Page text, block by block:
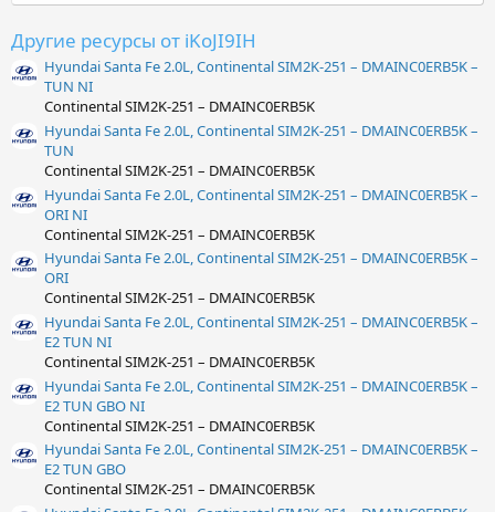
Другие ресурсы от iKoJI9IH
Hyundai Santa Fe 2.0L, Continental SIM2K-251 – DMAINC0ERB5K –
TUN NI
Continental SIM2K-251 – DMAINC0ERB5K
Hyundai Santa Fe 2.0L, Continental SIM2K-251 – DMAINC0ERB5K –
TUN
Continental SIM2K-251 – DMAINC0ERB5K
Hyundai Santa Fe 2.0L, Continental SIM2K-251 – DMAINC0ERB5K –
ORI NI
Continental SIM2K-251 – DMAINC0ERB5K
Hyundai Santa Fe 2.0L, Continental SIM2K-251 – DMAINC0ERB5K –
ORI
Continental SIM2K-251 – DMAINC0ERB5K
Hyundai Santa Fe 2.0L, Continental SIM2K-251 – DMAINC0ERB5K –
E2 TUN NI
Continental SIM2K-251 – DMAINC0ERB5K
Hyundai Santa Fe 2.0L, Continental SIM2K-251 – DMAINC0ERB5K –
E2 TUN GBO NI
Continental SIM2K-251 – DMAINC0ERB5K
Hyundai Santa Fe 2.0L, Continental SIM2K-251 – DMAINC0ERB5K –
E2 TUN GBO
Continental SIM2K-251 – DMAINC0ERB5K